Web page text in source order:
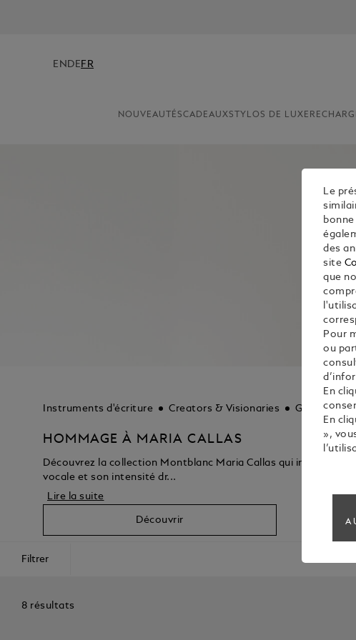
EN DE FR
NOUVEAUTÉSCADEAUXSTYLOS DE LUXE
Instruments d'écriture Creators & Visionaries Great
HOMMAGE À MARIA CALLAS
Découvrez la collection Montblanc Maria Callas qui incarne
vocale et son intensité dr...
Lire la suite
Découvrir
Filtrer
8 résultats
Le
des
site
que
Pour
ou
En
En
»,